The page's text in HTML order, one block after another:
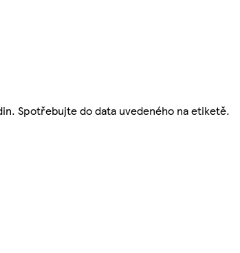
Spotřebujte do data uvedeného na etiketě.